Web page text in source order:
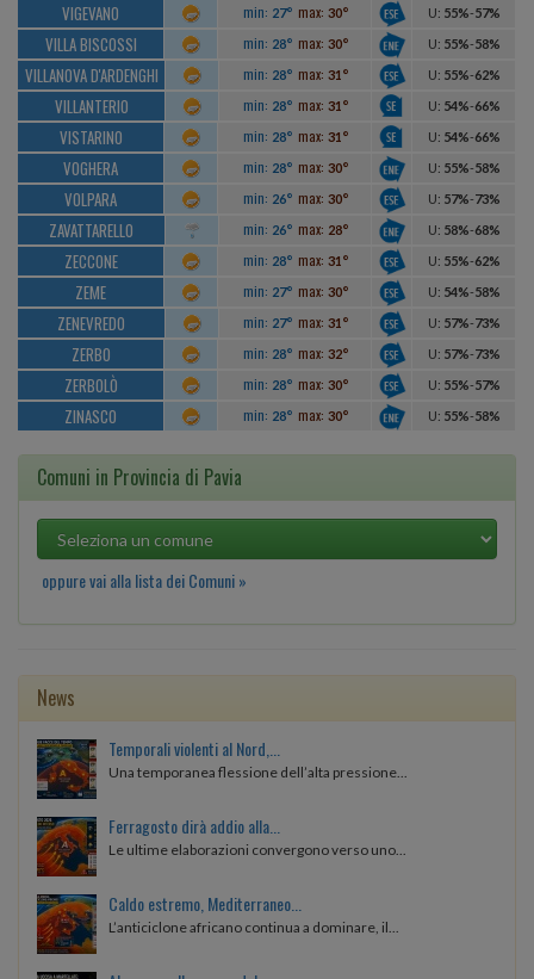
VIGEVANO min: 27° max: 30° U: 55%-57%
VILLA BISCOSSI min: 28° max: 30° U: 55%-58%
VILLANOVA D'ARDENGHI min: 28° max: 31° U: 55%-62%
VILLANTERIO min: 28° max: 31° U: 54%-66%
VISTARINO min: 28° max: 31° U: 54%-66%
VOGHERA min: 28° max: 30° U: 55%-58%
VOLPARA min: 26° max: 30° U: 57%-73%
ZAVATTARELLO min: 26° max: 28° U: 58%-68%
ZECCONE min: 28° max: 31° U: 55%-62%
ZEME min: 27° max: 30° U: 54%-58%
ZENEVREDO min: 27° max: 31° U: 57%-73%
ZERBO min: 28° max: 32° U: 57%-73%
ZERBOLÒ min: 28° max: 30° U: 55%-57%
ZINASCO min: 28° max: 30° U: 55%-58%
Comuni in Provincia di Pavia
oppure vai alla lista dei Comuni »
News
Temporali violenti al Nord,...
Una temporanea flessione dell’alta pressione...
Ferragosto dirà addio alla...
Le ultime elaborazioni convergono verso uno...
Caldo estremo, Mediterraneo...
L’anticiclone africano continua a dominare, il...